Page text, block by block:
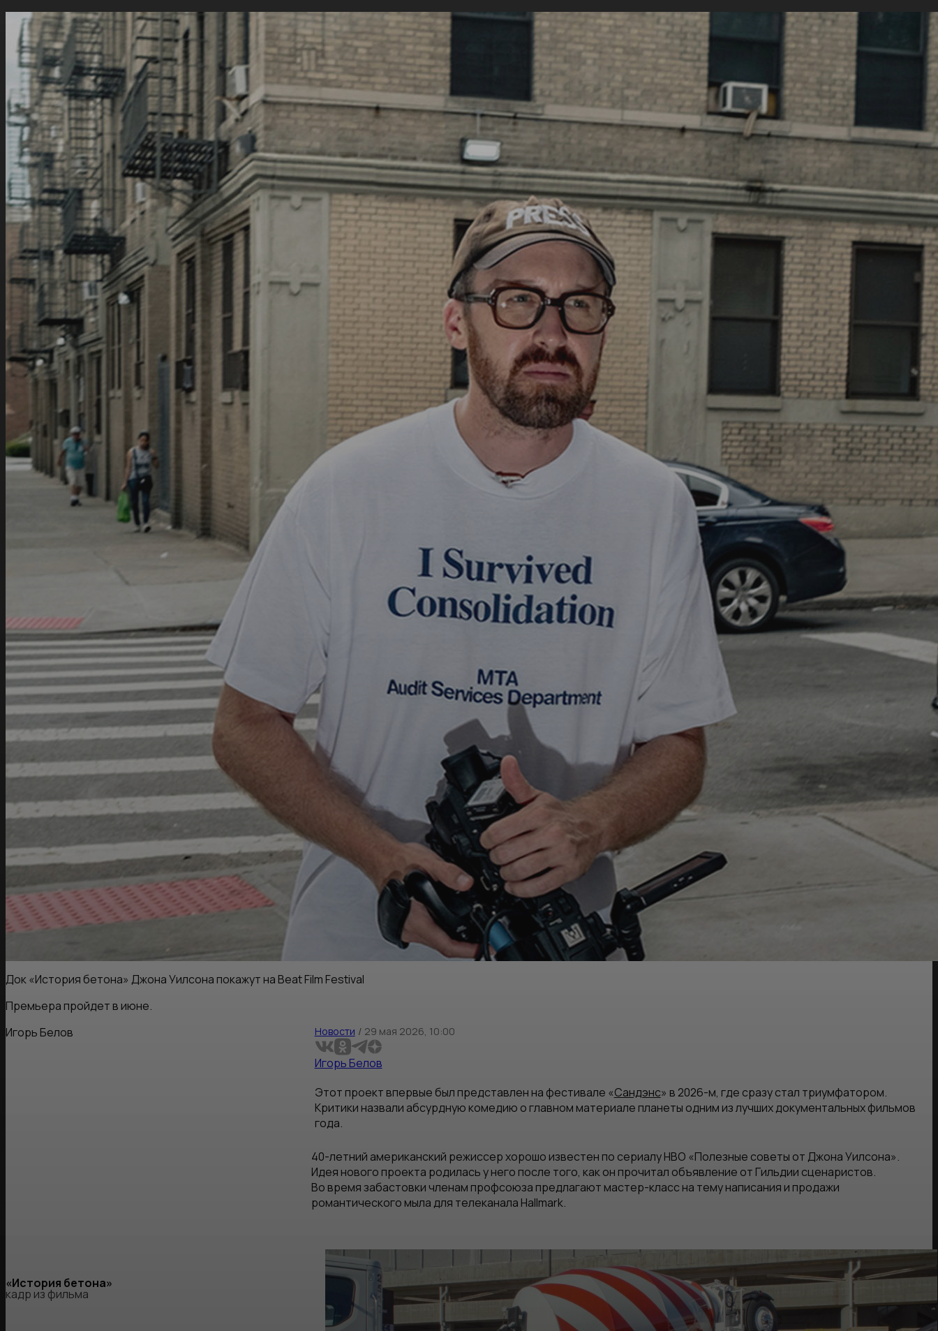
Док «История бетона» Джона Уилсона покажут на Beat Film Festival
Премьера пройдет в июне.
Игорь Белов
Новости / 29 мая 2026, 10:00
Игорь Белов
Этот проект впервые был представлен на фестивале «Сандэнс» в 2026-м, где сразу стал триумфатором.
Критики назвали абсурдную комедию о главном материале планеты одним из лучших документальных фильмов
года.
40-летний американский режиссер хорошо известен по сериалу HBO «Полезные советы от Джона Уилсона».
Идея нового проекта родилась у него после того, как он прочитал объявление от Гильдии сценаристов.
Во время забастовки членам профсоюза предлагают мастер-класс на тему написания и продажи
романтического мыла для телеканала Hallmark.
«История бетона»
кадр из фильма